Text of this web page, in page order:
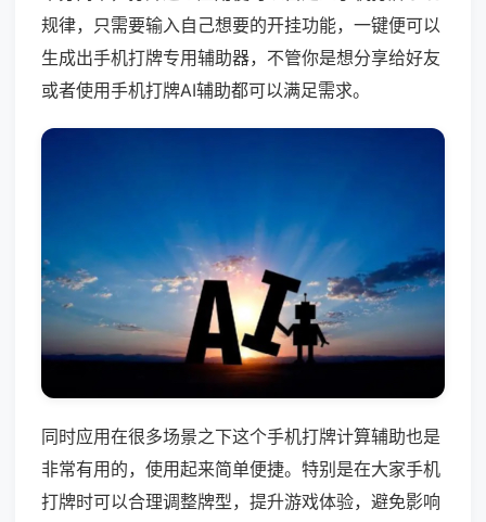
规律，只需要输入自己想要的开挂功能，一键便可以
生成出手机打牌专用辅助器，不管你是想分享给好友
或者使用手机打牌AI辅助都可以满足需求。
同时应用在很多场景之下这个手机打牌计算辅助也是
非常有用的，使用起来简单便捷。特别是在大家手机
打牌时可以合理调整牌型，提升游戏体验，避免影响